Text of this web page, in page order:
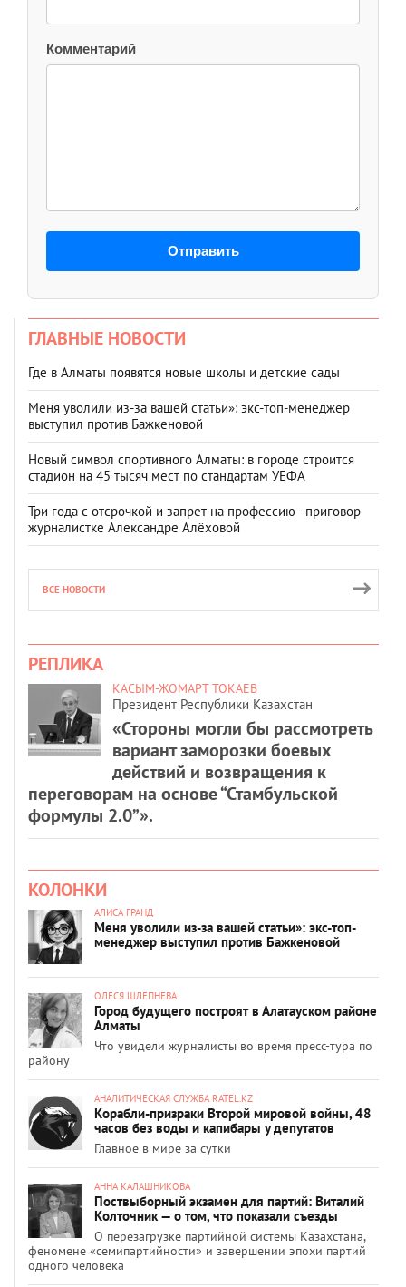
Комментарий
Отправить
ГЛАВНЫЕ НОВОСТИ
Где в Алматы появятся новые школы и детские сады
Меня уволили из-за вашей статьи»: экс-топ-менеджер
выступил против Бажкеновой
Новый символ спортивного Алматы: в городе строится
стадион на 45 тысяч мест по стандартам УЕФА
Три года с отсрочкой и запрет на профессию - приговор
журналистке Александре Алёховой
ВСЕ НОВОСТИ
РЕПЛИКА
КАСЫМ-ЖОМАРТ ТОКАЕВ
Президент Республики Казахстан
«Стороны могли бы рассмотреть
вариант заморозки боевых
действий и возвращения к
переговорам на основе “Стамбульской
формулы 2.0”».
КОЛОНКИ
АЛИСА ГРАНД
Меня уволили из-за вашей статьи»: экс-топ-
менеджер выступил против Бажкеновой
ОЛЕСЯ ШЛЕПНЕВА
Город будущего построят в Алатауском районе
Алматы
Что увидели журналисты во время пресс-тура по
району
АНАЛИТИЧЕСКАЯ СЛУЖБА RATEL.KZ
Корабли-призраки Второй мировой войны, 48
часов без воды и капибары у депутатов
Главное в мире за сутки
АННА КАЛАШНИКОВА
Поствыборный экзамен для партий: Виталий
Колточник — о том, что показали съезды
О перезагрузке партийной системы Казахстана,
феномене «семипартийности» и завершении эпохи партий
одного человека